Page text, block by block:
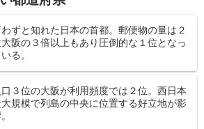
ずと知れた日本の首都。郵便物の量は２
阪の３倍以上もあり圧倒的な１位となっ
る。
口３位の大阪が利用頻度では２位。西日本
規模で列島の中央に位置する好立地が影